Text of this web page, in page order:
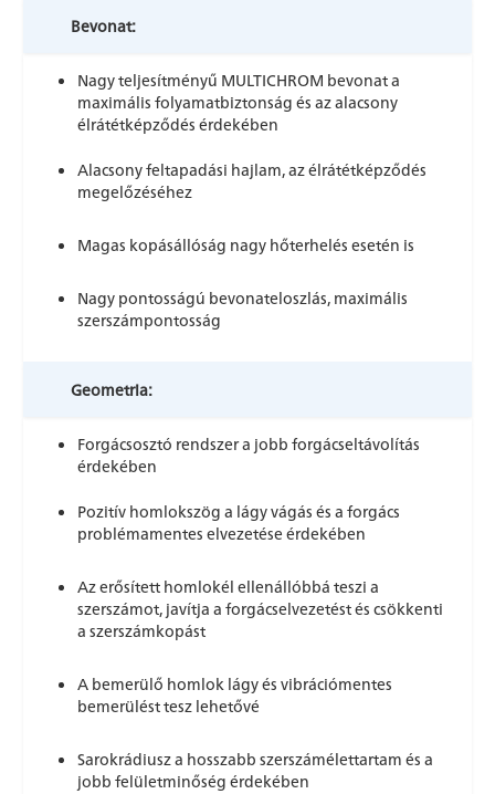
Bevonat:
Nagy teljesítményű MULTICHROM bevonat a
maximális folyamatbiztonság és az alacsony
élrátétképződés érdekében
Alacsony feltapadási hajlam, az élrátétképződés
megelőzéséhez
Magas kopásállóság nagy hőterhelés esetén is
Nagy pontosságú bevonateloszlás, maximális
szerszámpontosság
Geometria:
Forgácsosztó rendszer a jobb forgácseltávolítás
érdekében
Pozitív homlokszög a lágy vágás és a forgács
problémamentes elvezetése érdekében
Az erősített homlokél ellenállóbbá teszi a
szerszámot, javítja a forgácselvezetést és csökkenti
a szerszámkopást
A bemerülő homlok lágy és vibrációmentes
bemerülést tesz lehetővé
Sarokrádiusz a hosszabb szerszámélettartam és a
jobb felületminőség érdekében